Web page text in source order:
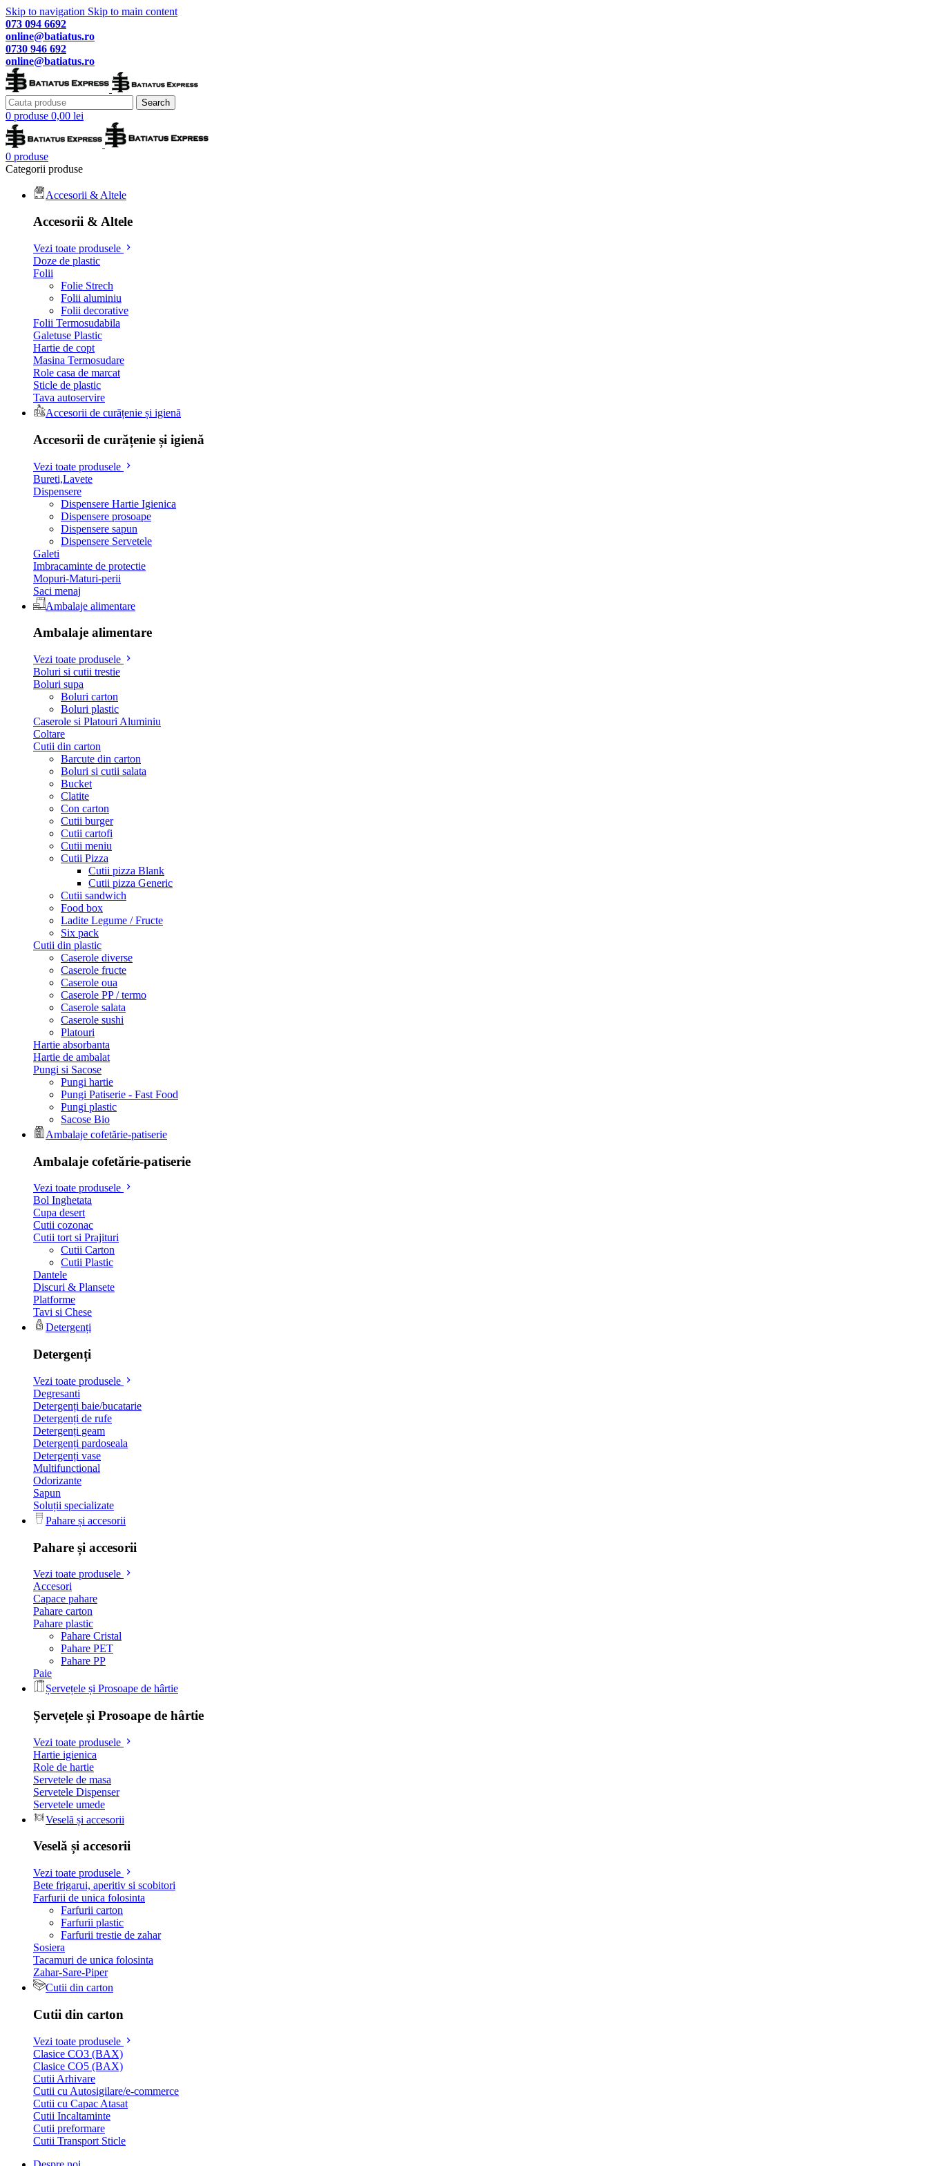
Skip to navigation Skip to main content
073 094 6692
online@batiatus.ro
0730 946 692
online@batiatus.ro
Search
0 produse 0,00 lei
0 produse
Categorii produse
Accesorii & Altele
Accesorii & Altele
Vezi toate produsele
Doze de plastic
Folii
Folie Strech
Folii aluminiu
Folii decorative
Folii Termosudabila
Galetuse Plastic
Hartie de copt
Masina Termosudare
Role casa de marcat
Sticle de plastic
Tava autoservire
Accesorii de curățenie și igienă
Accesorii de curățenie și igienă
Vezi toate produsele
Bureti,Lavete
Dispensere
Dispensere Hartie Igienica
Dispensere prosoape
Dispensere sapun
Dispensere Servetele
Galeti
Imbracaminte de protectie
Mopuri-Maturi-perii
Saci menaj
Ambalaje alimentare
Ambalaje alimentare
Vezi toate produsele
Boluri si cutii trestie
Boluri supa
Boluri carton
Boluri plastic
Caserole si Platouri Aluminiu
Coltare
Cutii din carton
Barcute din carton
Boluri si cutii salata
Bucket
Clatite
Con carton
Cutii burger
Cutii cartofi
Cutii meniu
Cutii Pizza
Cutii pizza Blank
Cutii pizza Generic
Cutii sandwich
Food box
Ladite Legume / Fructe
Six pack
Cutii din plastic
Caserole diverse
Caserole fructe
Caserole oua
Caserole PP / termo
Caserole salata
Caserole sushi
Platouri
Hartie absorbanta
Hartie de ambalat
Pungi si Sacose
Pungi hartie
Pungi Patiserie - Fast Food
Pungi plastic
Sacose Bio
Ambalaje cofetărie-patiserie
Ambalaje cofetărie-patiserie
Vezi toate produsele
Bol Inghetata
Cupa desert
Cutii cozonac
Cutii tort si Prajituri
Cutii Carton
Cutii Plastic
Dantele
Discuri & Plansete
Platforme
Tavi si Chese
Detergenți
Detergenți
Vezi toate produsele
Degresanti
Detergenți baie/bucatarie
Detergenți de rufe
Detergenți geam
Detergenți pardoseala
Detergenți vase
Multifunctional
Odorizante
Sapun
Soluții specializate
Pahare și accesorii
Pahare și accesorii
Vezi toate produsele
Accesori
Capace pahare
Pahare carton
Pahare plastic
Pahare Cristal
Pahare PET
Pahare PP
Paie
Șervețele și Prosoape de hârtie
Șervețele și Prosoape de hârtie
Vezi toate produsele
Hartie igienica
Role de hartie
Servetele de masa
Servetele Dispenser
Servetele umede
Veselă și accesorii
Veselă și accesorii
Vezi toate produsele
Bete frigarui, aperitiv si scobitori
Farfurii de unica folosinta
Farfurii carton
Farfurii plastic
Farfurii trestie de zahar
Sosiera
Tacamuri de unica folosinta
Zahar-Sare-Piper
Cutii din carton
Cutii din carton
Vezi toate produsele
Clasice CO3 (BAX)
Clasice CO5 (BAX)
Cutii Arhivare
Cutii cu Autosigilare/e-commerce
Cutii cu Capac Atasat
Cutii Incaltaminte
Cutii preformare
Cutii Transport Sticle